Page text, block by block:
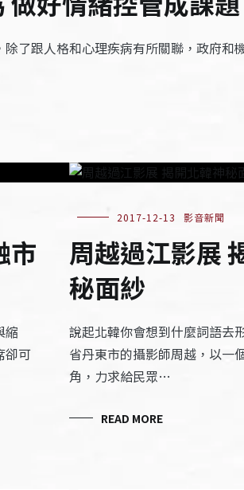
了跟人格和心理疾病有所關聯，政府
市
縮
卻可
2017-12-13 影音新聞
周越過江影展
秘面紗
說起北韓你會想到什麼詞語去
省丹東市的攝影師周越，以一
角，力求給民眾…
READ MORE